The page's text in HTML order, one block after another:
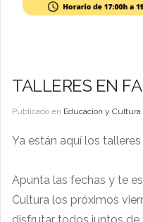
TALLERES EN
Publicado en Educacion y Cultura
Ya están aquí los
Apunta las fechas y te
Cultura los próximos
disfrutar todos juntos